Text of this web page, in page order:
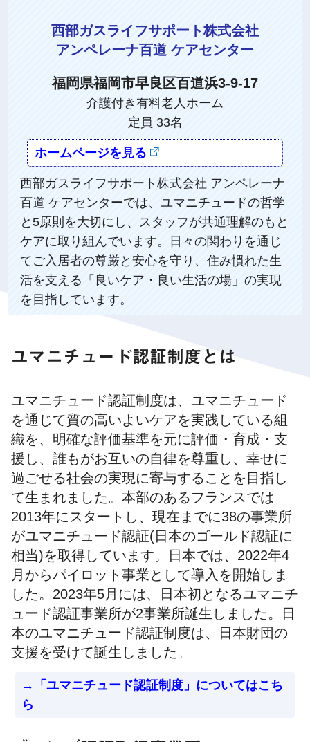
西部ガスライフサポート株式会社
アンペレーナ百道 ケアセンター
福岡県福岡市早良区百道浜3-9-17
介護付き有料老人ホーム
定員 33名
ホームページを見る
西部ガスライフサポート株式会社 アンペレーナ
百道 ケアセンターでは、ユマニチュードの哲学
と5原則を大切にし、スタッフが共通理解のもと
ケアに取り組んでいます。日々の関わりを通じ
てご入居者の尊厳と安心を守り、住み慣れた生
活を支える「良いケア・良い生活の場」の実現
を目指しています。
ユマニチュード認証制度とは
ユマニチュード認証制度は、ユマニチュード
を通じて質の高いよいケアを実践している組
織を、明確な評価基準を元に評価・育成・支
援し、誰もがお互いの自律を尊重し、幸せに
過ごせる社会の実現に寄与することを目指し
て生まれました。本部のあるフランスでは
2013年にスタートし、現在までに38の事業所
がユマニチュード認証(日本のゴールド認証に
相当)を取得しています。日本では、2022年4
月からパイロット事業として導入を開始しま
した。2023年5月には、日本初となるユマニチ
ュード認証事業所が2事業所誕生しました。日
本のユマニチュード認証制度は、日本財団の
支援を受けて誕生しました。
→「ユマニチュード認証制度」についてはこち
ら